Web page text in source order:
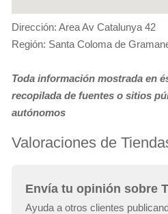
Dirección: Area Av Catalunya 42
Región: Santa Coloma de
Toda información mostrada en
recopilada de fuentes o sitios
autónomos
Valoraciones de
Envía tu opinión sobre
Ayuda a otros clientes